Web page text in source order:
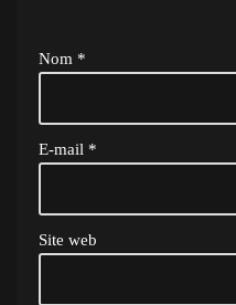
Nom *
E-mail *
Site web